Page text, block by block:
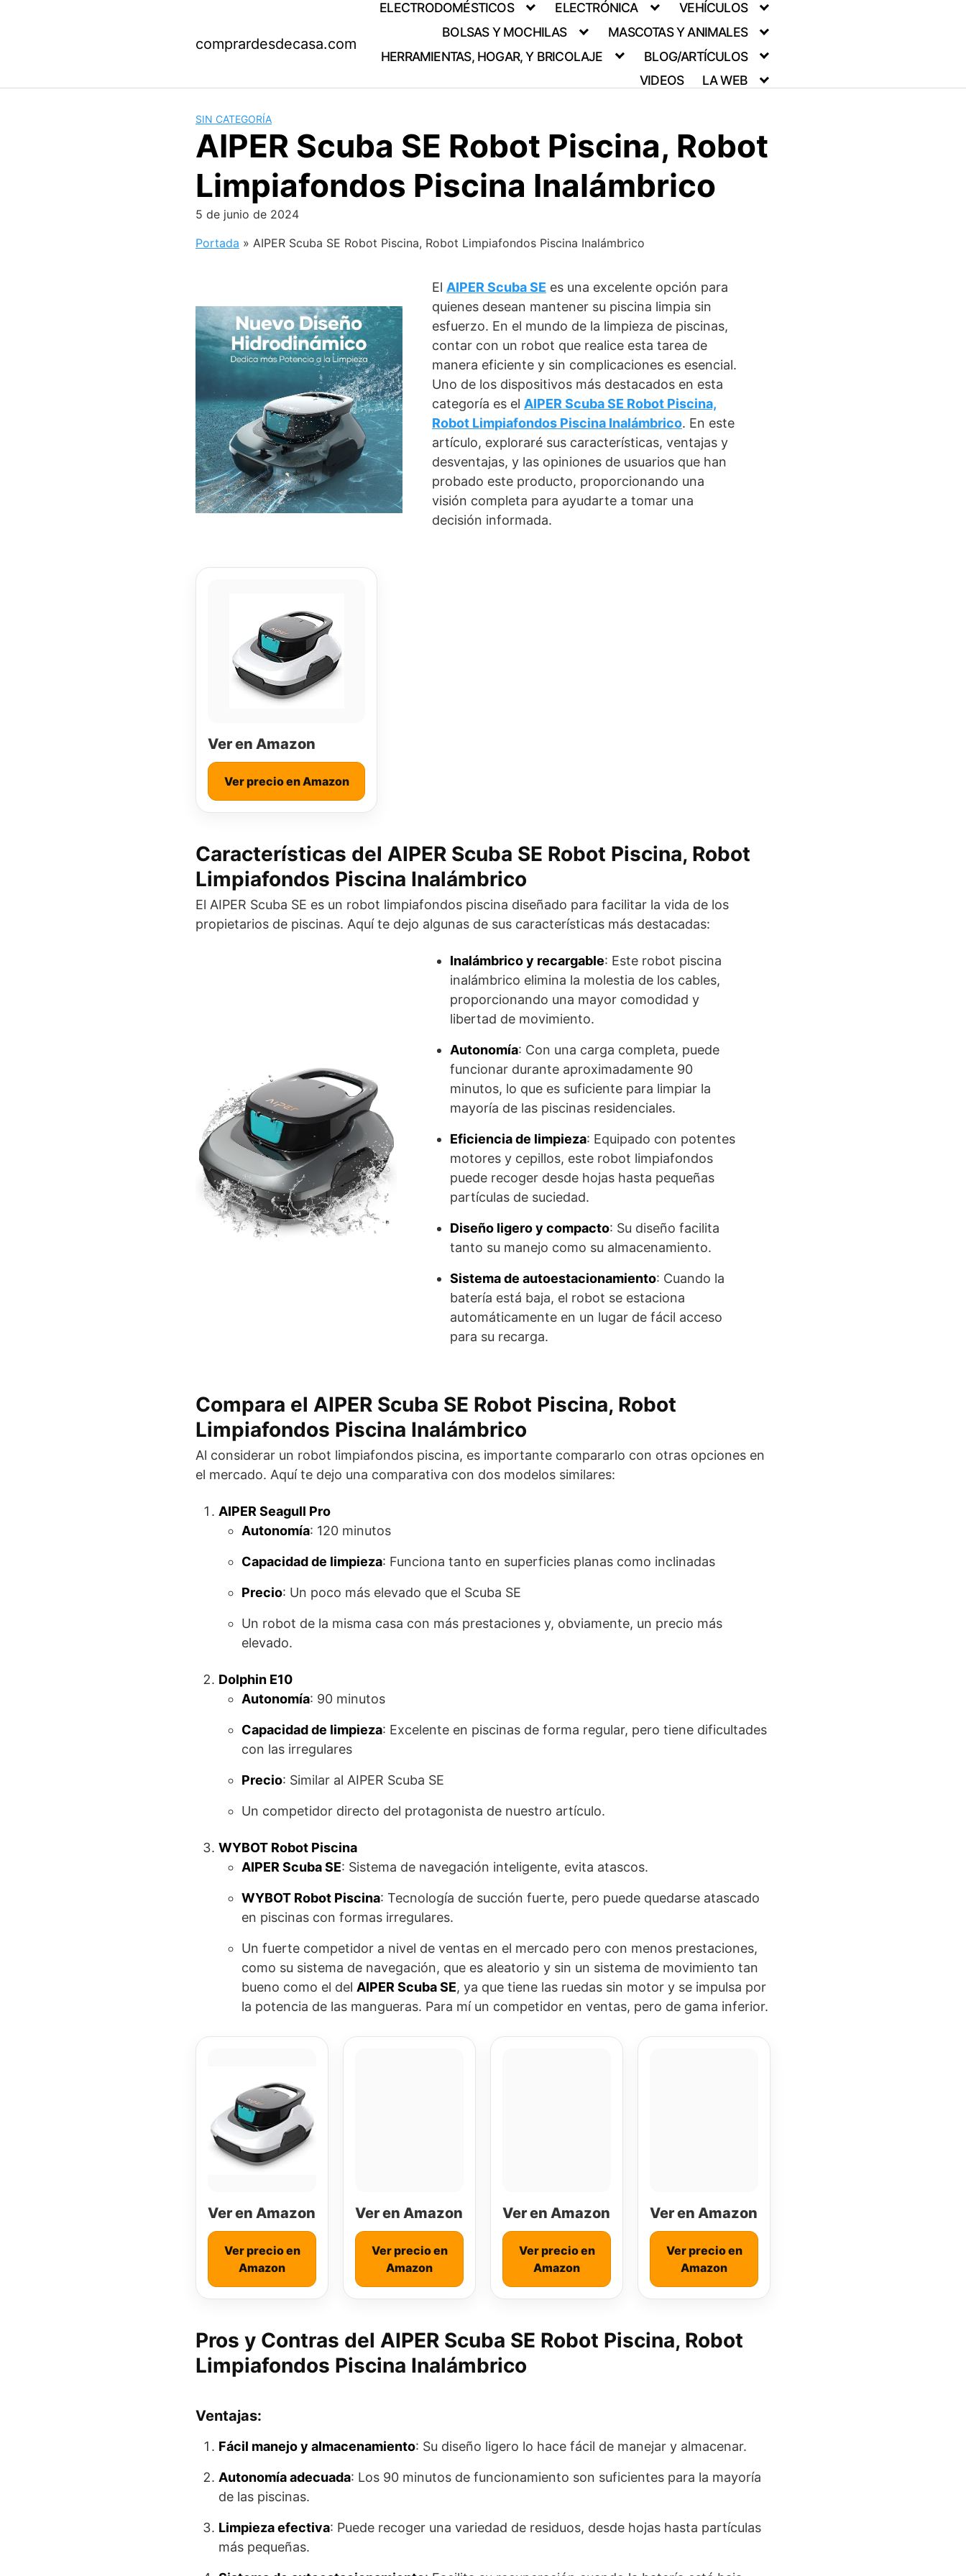
comprardesdecasa.com
ELECTRODOMÉSTICOS ELECTRÓNICA
VEHÍCULOS
BOLSAS Y MOCHILAS
MASCOTAS Y ANIMALES
HERRAMIENTAS, HOGAR, Y BRICOLAJE
BLOG/ARTÍCULOS
VIDEOS
LA WEB
SIN CATEGORÍA
AIPER Scuba SE Robot Piscina, Robot
Limpiafondos Piscina Inalámbrico
5 de junio de 2024
Portada » AIPER Scuba SE Robot Piscina, Robot Limpiafondos Piscina Inalámbrico
El AIPER Scuba SE es una excelente opción para
quienes desean mantener su piscina limpia sin
esfuerzo. En el mundo de la limpieza de piscinas,
contar con un robot que realice esta tarea de
manera eficiente y sin complicaciones es esencial.
Uno de los dispositivos más destacados en esta
categoría es el AIPER Scuba SE Robot Piscina,
Robot Limpiafondos Piscina Inalámbrico. En este
artículo, exploraré sus características, ventajas y
desventajas, y las opiniones de usuarios que han
probado este producto, proporcionando una
visión completa para ayudarte a tomar una
decisión informada.
Ver en Amazon
Ver precio en Amazon
Características del AIPER Scuba SE Robot Piscina, Robot
Limpiafondos Piscina Inalámbrico
El AIPER Scuba SE es un robot limpiafondos piscina diseñado para facilitar la vida de los
propietarios de piscinas. Aquí te dejo algunas de sus características más destacadas:
Inalámbrico y recargable: Este robot piscina
inalámbrico elimina la molestia de los cables,
proporcionando una mayor comodidad y
libertad de movimiento.
Autonomía: Con una carga completa, puede
funcionar durante aproximadamente 90
minutos, lo que es suficiente para limpiar la
mayoría de las piscinas residenciales.
Eficiencia de limpieza: Equipado con potentes
motores y cepillos, este robot limpiafondos
puede recoger desde hojas hasta pequeñas
partículas de suciedad.
Diseño ligero y compacto: Su diseño facilita
tanto su manejo como su almacenamiento.
Sistema de autoestacionamiento: Cuando la
batería está baja, el robot se estaciona
automáticamente en un lugar de fácil acceso
para su recarga.
Compara el AIPER Scuba SE Robot Piscina, Robot
Limpiafondos Piscina Inalámbrico
Al considerar un robot limpiafondos piscina, es importante compararlo con otras opciones en
el mercado. Aquí te dejo una comparativa con dos modelos similares:
AIPER Seagull Pro
Autonomía: 120 minutos
Capacidad de limpieza: Funciona tanto en superficies planas como inclinadas
Precio: Un poco más elevado que el Scuba SE
Un robot de la misma casa con más prestaciones y, obviamente, un precio más
elevado.
Dolphin E10
Autonomía: 90 minutos
Capacidad de limpieza: Excelente en piscinas de forma regular, pero tiene dificultades
con las irregulares
Precio: Similar al AIPER Scuba SE
Un competidor directo del protagonista de nuestro artículo.
WYBOT Robot Piscina
AIPER Scuba SE: Sistema de navegación inteligente, evita atascos.
WYBOT Robot Piscina: Tecnología de succión fuerte, pero puede quedarse atascado
en piscinas con formas irregulares.
Un fuerte competidor a nivel de ventas en el mercado pero con menos prestaciones,
como su sistema de navegación, que es aleatorio y sin un sistema de movimiento tan
bueno como el del AIPER Scuba SE, ya que tiene las ruedas sin motor y se impulsa por
la potencia de las mangueras. Para mí un competidor en ventas, pero de gama inferior.
Ver en Amazon
Ver precio en
Amazon
Ver en Amazon
Ver precio en
Amazon
Ver en Amazon
Ver precio en
Amazon
Ver en Amazon
Ver precio en
Amazon
Pros y Contras del AIPER Scuba SE Robot Piscina, Robot
Limpiafondos Piscina Inalámbrico
Ventajas:
Fácil manejo y almacenamiento: Su diseño ligero lo hace fácil de manejar y almacenar.
Autonomía adecuada: Los 90 minutos de funcionamiento son suficientes para la mayoría
de las piscinas.
Limpieza efectiva: Puede recoger una variedad de residuos, desde hojas hasta partículas
más pequeñas.